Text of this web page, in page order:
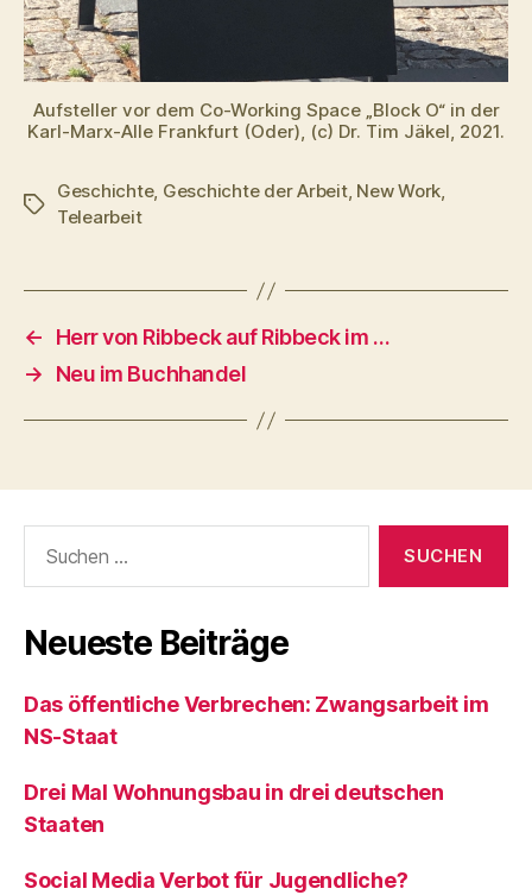
Aufsteller vor dem Co-Working Space „Block O“ in der
Karl-Marx-Alle Frankfurt (Oder), (c) Dr. Tim Jäkel, 2021.
Schlagwörter
Geschichte, Geschichte der Arbeit, New Work,
Telearbeit
←
Herr von Ribbeck auf Ribbeck im …
→
Neu im Buchhandel
nach:
Neueste Beiträge
Das öffentliche Verbrechen: Zwangsarbeit im
NS-Staat
Drei Mal Wohnungsbau in drei deutschen
Staaten
Social Media Verbot für Jugendliche?